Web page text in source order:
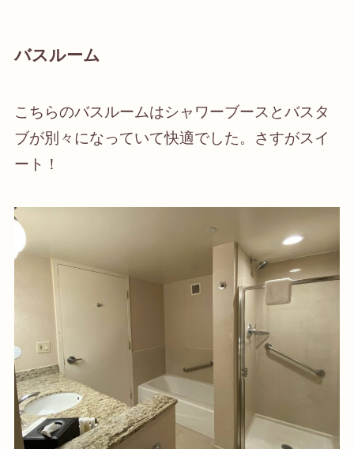
バスルーム
こちらのバスルームはシャワーブースとバスタ
ブが別々 になっていて快適でした。さすがスイ
ート！